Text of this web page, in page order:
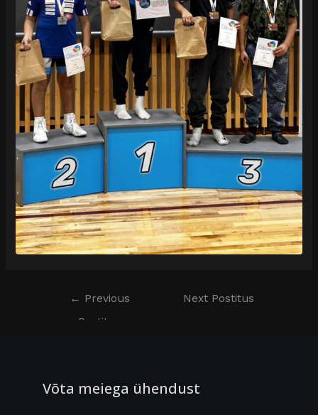
← Previous
Postitus
Next Postitus
Võta meiega ühendust